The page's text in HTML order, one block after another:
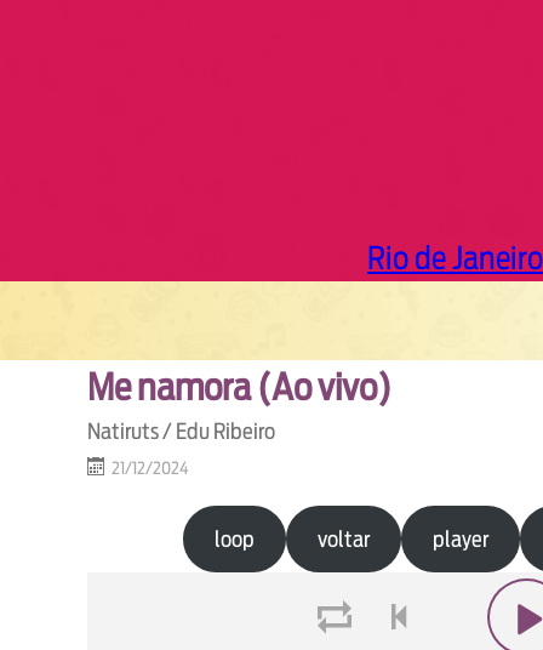
Rio de Janeiro
Me namora (Ao vivo)
Natiruts / Edu Ribeiro
21/12/2024
loop voltar player